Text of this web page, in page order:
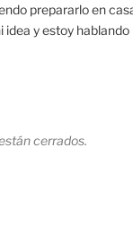
prepararlo en
idea y estoy hablando
cerrados.